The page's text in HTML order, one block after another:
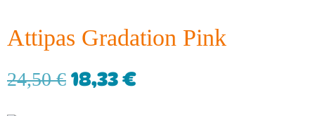
Attipas Gradation Pink
24,50€ 18,33€